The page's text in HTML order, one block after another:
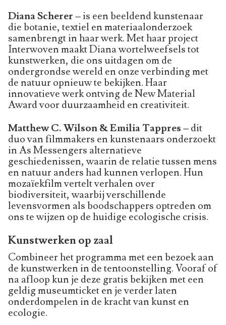
Diana Scherer –is een beeldend kunstenaar
die botanie, textiel en materiaalonderzoek
samenbrengt in haar werk. Met haar project
Interwoven maakt Diana wortelweefsels tot
kunstwerken, die ons uitdagen om de
ondergrondse wereld en onze verbinding met
de natuur opnieuw te bekijken. Haar
innovatieve werk ontving de New Material
Award voor duurzaamheid en creativiteit.
Matthew C. Wilson & Emilia Tappres –dit
duo van filmmakers en kunstenaars onderzoekt
in As Messengers alternatieve
geschiedenissen, waarin de relatie tussen mens
en natuur anders had kunnen verlopen. Hun
mozaïekfilm vertelt verhalen over
biodiversiteit, waarbij verschillende
levensvormen als boodschappers optreden om
ons te wijzen op de huidige ecologische crisis.
Kunstwerken op zaal
Combineer het programma met een bezoek aan
de kunstwerken in de tentoonstelling. Vooraf of
na afloop kun je deze gratis bekijken met een
geldig museumticket en je verder laten
onderdompelen in de kracht van kunst en
ecologie.